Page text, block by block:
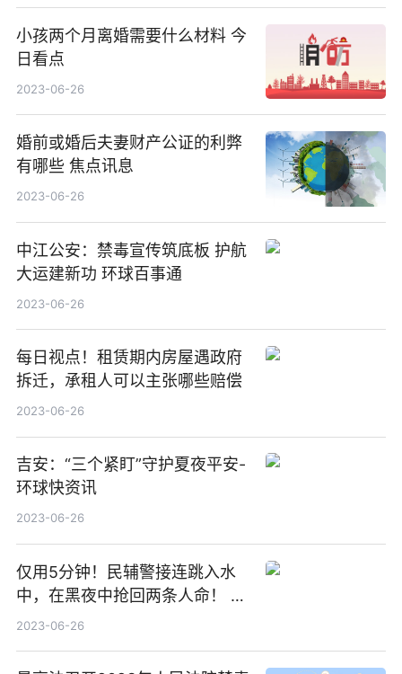
小孩两个月离婚需要什么材料 今
日看点
2023-06-26
婚前或婚后夫妻财产公证的利弊
有哪些 焦点讯息
2023-06-26
中江公安：禁毒宣传筑底板 护航
大运建新功 环球百事通
2023-06-26
每日视点！租赁期内房屋遇政府
拆迁，承租人可以主张哪些赔偿
2023-06-26
吉安：“三个紧盯”守护夏夜平安-
环球快资讯
2023-06-26
仅用5分钟！民辅警接连跳入水
中，在黑夜中抢回两条人命！ 天
天视讯
2023-06-26